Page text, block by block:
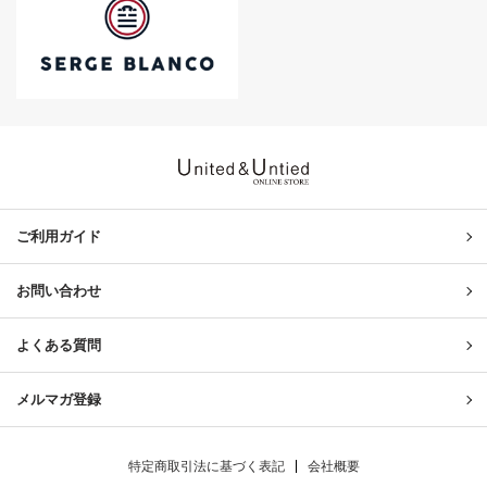
ご利用ガイド
お問い合わせ
よくある質問
メルマガ登録
特定商取引法に基づく表記 会社概要